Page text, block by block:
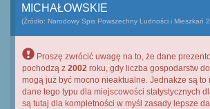
MICHAŁOWSKIE
(Źródło: Narodowy Spis Powszechny Ludności i Mieszkań
Proszę zwrócić uwagę na to, że dane
pochodzą z 2002 roku, gdy liczba gospodarstw
mogą już być mocno nieaktualne. Jednakże są to
dane tego typu dla miejscowości statystycznych
są tutaj dla kompletności w myśl zasady lepsze